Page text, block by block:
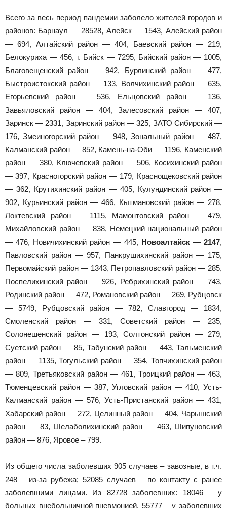
Всего за весь период пандемии заболело жителей городов и
районов: Барнаул — 28528, Алейск — 1543, Алейский район
— 694, Алтайский район — 404, Баевский район — 219,
Белокуриха — 456, г. Бийск — 7295, Бийский район — 1005,
Благовещенский район — 942, Бурлинский район — 477,
Быстроистокский район — 133, Волчихинский район — 635,
Егорьевский район — 536, Ельцовский район — 136,
Завьяловский район — 404, Залесовский район — 407,
Заринск — 2331, Заринский район — 325, ЗАТО Сибирский —
176, Змеиногорский район — 948, Зональный район — 487,
Калманский район — 852, Камень-на-Оби — 1196, Каменский
район — 380, Ключевский район — 506, Косихинский район
— 397, Красногорский район — 179, Краснощековский район
— 362, Крутихинский район — 405, Кулундинский район —
902, Курьинский район — 466, Кытмановский район — 278,
Локтевский район — 1115, Мамонтовский район — 479,
Михайловский район — 838, Немецкий национальный район
— 476, Новичихинский район — 445, Новоалтайск — 2147,
Павловский район — 957, Панкрушихинский район — 175,
Первомайский район — 1343, Петропавловский район — 285,
Поспелихинский район — 926, Ребрихинский район — 743,
Родинский район — 472, Романовский район — 269, Рубцовск
— 5749, Рубцовский район — 782, Славгород — 1834,
Смоленский район — 331, Советский район — 235,
Солонешенский район — 193, Солтонский район — 279,
Суетский район — 85, Табунский район — 443, Тальменский
район — 1135, Тогульский район — 354, Топчихинский район
— 809, Третьяковский район — 461, Троицкий район — 463,
Тюменцевский район — 387, Угловский район — 410, Усть-
Калманский район — 576, Усть-Пристанский район — 431,
Хабарский район — 272, Целинный район — 404, Чарышский
район — 83, Шелаболихинский район — 463, Шипуновский
район — 876, Яровое – 799.
Из общего числа заболевших 905 случаев – завозные, в т.ч.
248 – из-за рубежа; 52085 случаев – по контакту с ранее
заболевшими лицами. Из 82728 заболевших: 18046 – у
больных внебольничной пневмонией, 55777 – у заболевших